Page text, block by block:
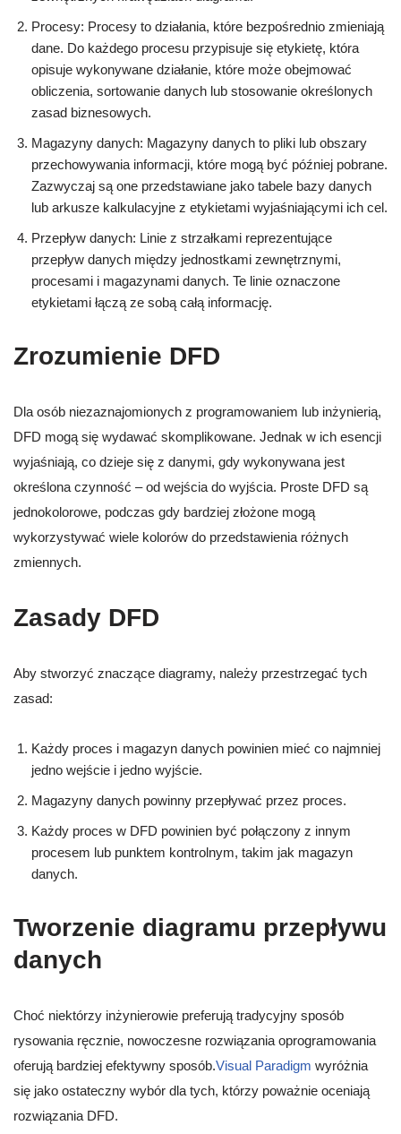
Procesy: Procesy to działania, które bezpośrednio zmieniają
dane. Do każdego procesu przypisuje się etykietę, która
opisuje wykonywane działanie, które może obejmować
obliczenia, sortowanie danych lub stosowanie określonych
zasad biznesowych.
Magazyny danych: Magazyny danych to pliki lub obszary
przechowywania informacji, które mogą być później pobrane.
Zazwyczaj są one przedstawiane jako tabele bazy danych
lub arkusze kalkulacyjne z etykietami wyjaśniającymi ich cel.
Przepływ danych: Linie z strzałkami reprezentujące
przepływ danych między jednostkami zewnętrznymi,
procesami i magazynami danych. Te linie oznaczone
etykietami łączą ze sobą całą informację.
Zrozumienie DFD
Dla osób niezaznajomionych z programowaniem lub inżynierią,
DFD mogą się wydawać skomplikowane. Jednak w ich esencji
wyjaśniają, co dzieje się z danymi, gdy wykonywana jest
określona czynność – od wejścia do wyjścia. Proste DFD są
jednokolorowe, podczas gdy bardziej złożone mogą
wykorzystywać wiele kolorów do przedstawienia różnych
zmiennych.
Zasady DFD
Aby stworzyć znaczące diagramy, należy przestrzegać tych
zasad:
Każdy proces i magazyn danych powinien mieć co najmniej
jedno wejście i jedno wyjście.
Magazyny danych powinny przepływać przez proces.
Każdy proces w DFD powinien być połączony z innym
procesem lub punktem kontrolnym, takim jak magazyn
danych.
Tworzenie diagramu przepływu
danych
Choć niektórzy inżynierowie preferują tradycyjny sposób
rysowania ręcznie, nowoczesne rozwiązania oprogramowania
oferują bardziej efektywny sposób.Visual Paradigm wyróżnia
się jako ostateczny wybór dla tych, którzy poważnie oceniają
rozwiązania DFD.